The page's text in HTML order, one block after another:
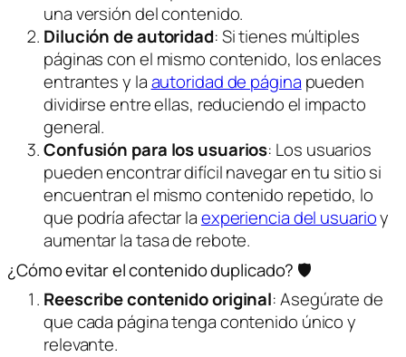
una versión del contenido.
Dilución de autoridad: Si tienes múltiples
páginas con el mismo contenido, los enlaces
entrantes y laautoridad de página pueden
dividirse entre ellas, reduciendo el impacto
general.
Confusión para los usuarios: Los usuarios
pueden encontrar difícil navegar en tu sitio si
encuentran el mismo contenido repetido, lo
que podría afectar laexperiencia del usuarioy
aumentar la tasa de rebote.
¿Cómo evitar el contenido duplicado? 🛡️
Reescribe contenido original: Asegúrate de
que cada página tenga contenido único y
relevante.